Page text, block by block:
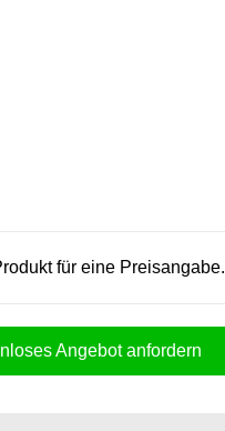
für eine Preisangabe.
Angebot anfordern